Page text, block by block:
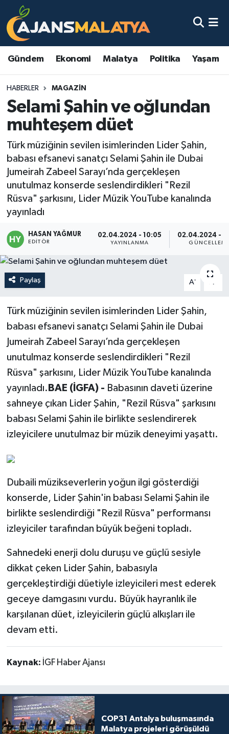
Gündem Ekonomi Malatya Politika Yaşam
HABERLER MAGAZIN
Selami Şahin ve oğlundan
muhteşem düet
Türk müziğinin sevilen isimlerinden Lider Şahin,
babası efsanevi sanatçı Selami Şahin ile Dubai
Jumeirah Zabeel Sarayı’nda gerçekleşen
unutulmaz konserde seslendirdikleri "Rezil
Rüsva" şarkısını, Lider Müzik YouTube kanalında
yayınladı
HASAN YAĞMUR
EDITÖR
02.04.2024 - 10:05
YAYINLANMA
02.04.2024 -
Paylaş A- A
Türk müziğinin sevilen isimlerinden Lider Şahin,
babası efsanevi sanatçı Selami Şahin ile Dubai
Jumeirah Zabeel Sarayı’nda gerçekleşen
unutulmaz konserde seslendirdikleri "Rezil
Rüsva" şarkısını, Lider Müzik YouTube kanalında
yayınladı. BAE (İGFA) - Babasının daveti üzerine
sahneye çıkan Lider Şahin, "Rezil Rüsva" şarkısını
babası Selami Şahin ile birlikte seslendirerek
izleyicilere unutulmaz bir müzik deneyimi yaşattı.
Dubaili müzikseverlerin yoğun ilgi gösterdiği
konserde, Lider Şahin'in babası Selami Şahin ile
birlikte seslendirdiği "Rezil Rüsva" performansı
izleyiciler tarafından büyük beğeni topladı.
Sahnedeki enerji dolu duruşu ve güçlü sesiyle
dikkat çeken Lider Şahin, babasıyla
gerçekleştirdiği düetiyle izleyicileri mest ederek
geceye damgasını vurdu. Büyük hayranlık ile
karşılanan düet, izleyicilerin güçlü alkışları ile
devam etti.
Kaynak: İGF Haber Ajansı
COP31 Antalya buluşmasında
Malatya projeleri görüşüldü
Asayiş
Eğitim
Ekonomi
Gündem
Kadın
Kültür & Sanat
Sağlık
Teknoloji
Yaşam
Malatya Nöbetçi Eczaneler
Malatya Namaz Vakitleri
Malatya Trafik Yoğunluk Haritası
TFF 3.Lig 2.Grup Puan Durumu ve Fikstür
Tüm Manşetler
Son Dakika Haberleri